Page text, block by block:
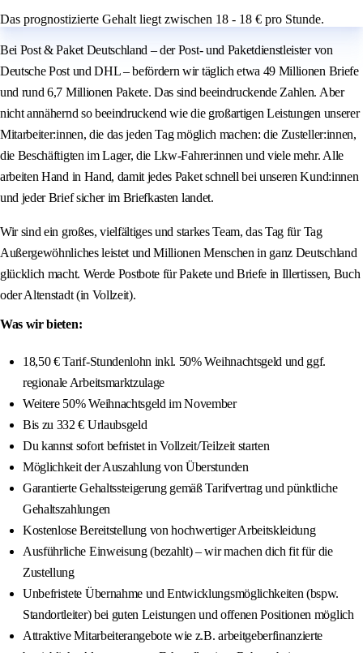
Das prognostizierte Gehalt liegt zwischen 18 - 18 € pro Stunde.
Bei Post & Paket Deutschland – der Post- und Paketdienstleister von
Deutsche Post und DHL – befördern wir täglich etwa 49 Millionen Briefe
und rund 6,7 Millionen Pakete. Das sind beeindruckende Zahlen. Aber
nicht annähernd so beeindruckend wie die großartigen Leistungen unserer
Mitarbeiter:innen, die das jeden Tag möglich machen: die Zusteller:innen,
die Beschäftigten im Lager, die Lkw-Fahrer:innen und viele mehr. Alle
arbeiten Hand in Hand, damit jedes Paket schnell bei unseren Kund:innen
und jeder Brief sicher im Briefkasten landet.
Wir sind ein großes, vielfältiges und starkes Team, das Tag für Tag
Außergewöhnliches leistet und Millionen Menschen in ganz Deutschland
glücklich macht. Werde Postbote für Pakete und Briefe in Illertissen, Buch
oder Altenstadt (in Vollzeit).
Was wir bieten:
18,50 € Tarif-Stundenlohn inkl. 50% Weihnachtsgeld und ggf.
regionale Arbeitsmarktzulage
Weitere 50% Weihnachtsgeld im November
Bis zu 332 € Urlaubsgeld
Du kannst sofort befristet in Vollzeit/Teilzeit starten
Möglichkeit der Auszahlung von Überstunden
Garantierte Gehaltssteigerung gemäß Tarifvertrag und pünktliche
Gehaltszahlungen
Kostenlose Bereitstellung von hochwertiger Arbeitskleidung
Ausführliche Einweisung (bezahlt) – wir machen dich fit für die
Zustellung
Unbefristete Übernahme und Entwicklungsmöglichkeiten (bspw.
Standortleiter) bei guten Leistungen und offenen Positionen möglich
Attraktive Mitarbeiterangebote wie z.B. arbeitgeberfinanzierte